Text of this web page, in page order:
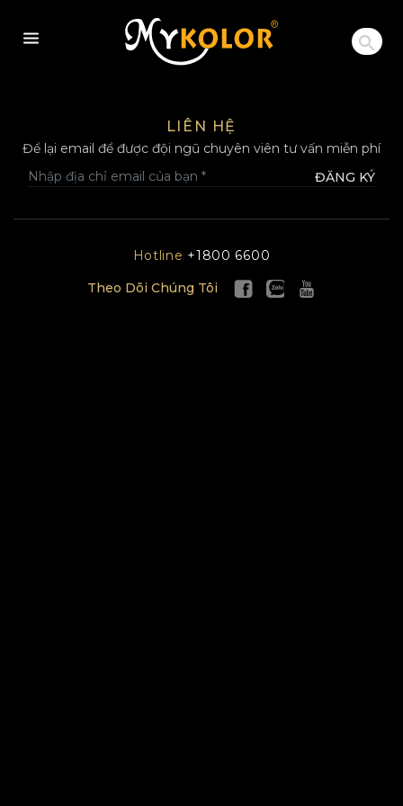
MYKOLOR
LIÊN HỆ
Để lại email để được đội ngũ chuyên viên tư vấn miễn phí
ĐĂNG KÝ
Hotline +1800 6600
Theo Dõi Chúng Tôi